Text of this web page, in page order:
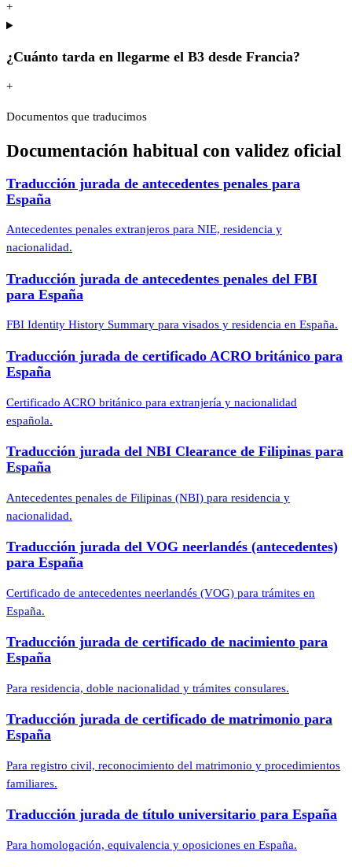
+
¿Cuánto tarda en llegarme el B3 desde Francia?
+
Documentos que traducimos
Documentación habitual con validez oficial
Traducción jurada de antecedentes penales para
España
Antecedentes penales extranjeros para NIE, residencia y
nacionalidad.
Traducción jurada de antecedentes penales del FBI
para España
FBI Identity History Summary para visados y residencia en España.
Traducción jurada de certificado ACRO británico para
España
Certificado ACRO británico para extranjería y nacionalidad
española.
Traducción jurada del NBI Clearance de Filipinas para
España
Antecedentes penales de Filipinas (NBI) para residencia y
nacionalidad.
Traducción jurada del VOG neerlandés (antecedentes)
para España
Certificado de antecedentes neerlandés (VOG) para trámites en
España.
Traducción jurada de certificado de nacimiento para
España
Para residencia, doble nacionalidad y trámites consulares.
Traducción jurada de certificado de matrimonio para
España
Para registro civil, reconocimiento del matrimonio y procedimientos
familiares.
Traducción jurada de título universitario para España
Para homologación, equivalencia y oposiciones en España.